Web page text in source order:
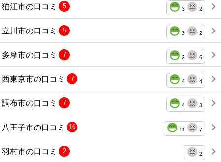
狛江市の口コミ 3 2
5
立川市の口コミ 3 2
5
多摩市の口コミ 2 6
7
西東京市の口コミ 4 4
7
調布市の口コミ 4 3
7
八王子市の口コミ 11 7
16
羽村市の口コミ 2
2